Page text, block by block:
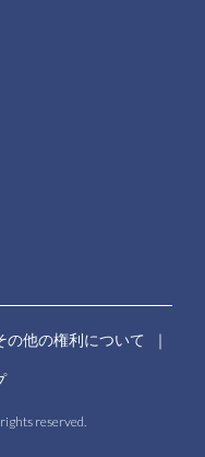
の他の権利について ｜
reserved.